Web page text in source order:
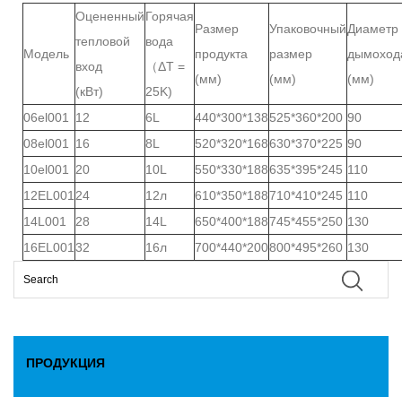
Модель
Оцененный
тепловой
вход
(кВт)
Горячая
вода
（ΔT =
25K)
Размер
продукта
(мм)
Упаковочный
размер
(мм)
Диаметр
(мм)
06el001 12 6L 440*300*138525*360*200 90
08el001
16 8L 520*320*168630*370*225 90
10el001
20 10L 550*330*188635*395*245 110
12EL001 24 12л 610*350*188710*410*245 110
14L001
28 14L 650*400*188745*455*250 130
16EL001 32 16л 700*440*200800*495*260 130
ПРОДУКЦИЯ